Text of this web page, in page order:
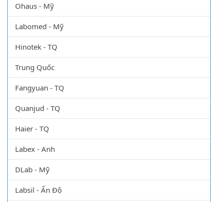
Ohaus - Mỹ
Labomed - Mỹ
Hinotek - TQ
Trung Quốc
Fangyuan - TQ
Quanjud - TQ
Haier - TQ
Labex - Anh
DLab - Mỹ
Labsil - Ấn Độ